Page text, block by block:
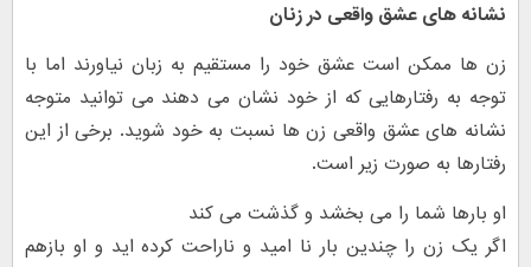
نشانه های عشق واقعی در زنان
زن ها ممکن است عشق خود را مستقیم به زبان نیاورند اما با
توجه به رفتارهایی که از خود نشان می دهند می توانید متوجه
نشانه های عشق واقعی زن ها نسبت به خود شوید. برخی از این
رفتارها به صورت زیر است.
او بارها شما را می بخشد و گذشت می کند
اگر یک زن را چندین بار نا امید و ناراحت کرده اید و او بازهم